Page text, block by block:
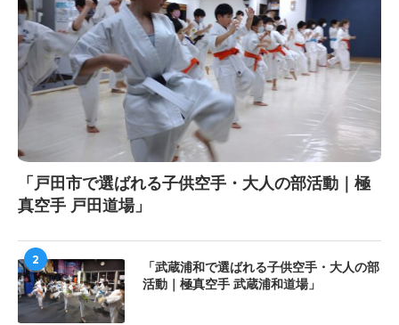
「戸田市で選ばれる子供空手・大人の部活動｜極
真空手 戸田道場」
2
「武蔵浦和で選ばれる子供空手・大人の部
活動｜極真空手 武蔵浦和道場」